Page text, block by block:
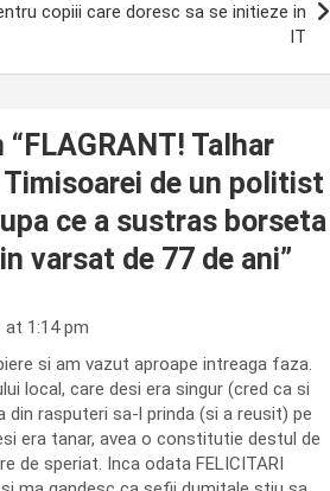
copiii care doresc sa se initieze in
IT
“ FLAGRANT! Talhar
de un politist
ce a sustras borseta
varsat de 77 de ani”
at 1:14 pm
si am vazut aproape intreaga faza.
local, care desi era singur (cred ca si
din rasputeri sa-l prinda (si a reusit) pe
era tanar, avea o constitutie destul de
de speriat. Inca odata FELICITARI